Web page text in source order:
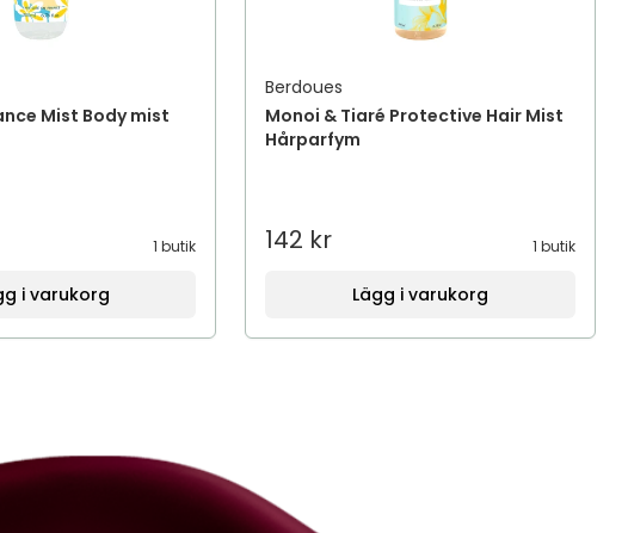
Mist Body mist
1 butik
i varukorg
Berdoues
Monoi & Tiaré Protective Hair Mist
Hårparfym
142 kr 1 butik
Lägg i varukorg